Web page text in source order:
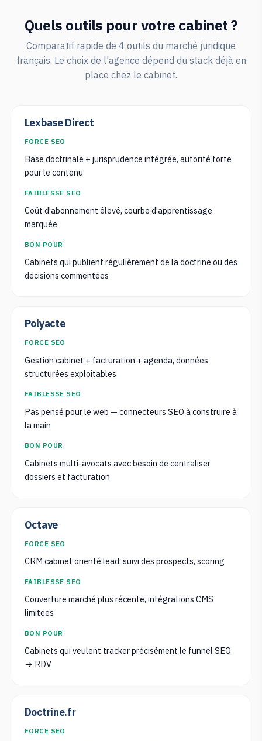
Quels outils pour votre cabinet ?
Comparatif rapide de 4 outils du marché juridique
français. Le choix de l'agence dépend du stack déjà en
place chez le cabinet.
Lexbase Direct
FORCE SEO
Base doctrinale + jurisprudence intégrée, autorité forte
pour le contenu
FAIBLESSE SEO
Coût d'abonnement élevé, courbe d'apprentissage
marquée
BON POUR
Cabinets qui publient régulièrement de la doctrine ou des
décisions commentées
Polyacte
FORCE SEO
Gestion cabinet + facturation + agenda, données
structurées exploitables
FAIBLESSE SEO
Pas pensé pour le web — connecteurs SEO à construire à
la main
BON POUR
Cabinets multi-avocats avec besoin de centraliser
dossiers et facturation
Octave
FORCE SEO
CRM cabinet orienté lead, suivi des prospects, scoring
FAIBLESSE SEO
Couverture marché plus récente, intégrations CMS
limitées
BON POUR
Cabinets qui veulent tracker précisément le funnel SEO
→ RDV
Doctrine.fr
FORCE SEO